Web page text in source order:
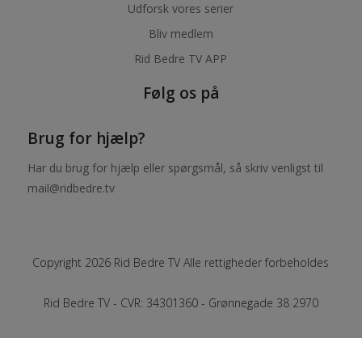
Udforsk vores serier
Bliv medlem
Rid Bedre TV APP
Følg os på
Brug for hjælp?
Har du brug for hjælp eller spørgsmål, så skriv venligst til
mail@ridbedre.tv
Copyright 2026 Rid Bedre TV Alle rettigheder forbeholdes
Rid Bedre TV - CVR: 34301360 - Grønnegade 38 2970